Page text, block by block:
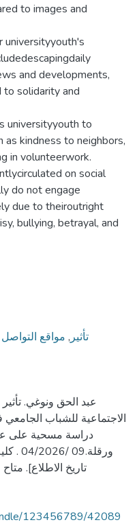
to images and
universityyouth's
and developments,
solidarity and
universityyouth to
as kindness to neighbors,
in volunteerwork.
on social
do not engage
due to theiroutright
bullying, betrayal, and
تأثير , مواقع
عبد الحق ونوغي.
الاجتماعية للشباب
دراسة مسحية على
تاريخ الاطلاع].
123456789/42089